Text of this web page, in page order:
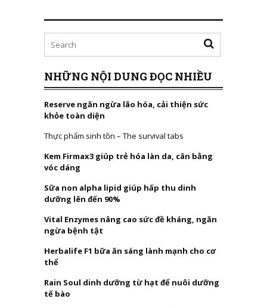
NHỮNG NỘI DUNG ĐỌC NHIỀU
Reserve ngăn ngừa lão hóa, cải thiện sức
khỏe toàn diện
Thực phẩm sinh tồn – The survival tabs
Kem Firmax3 giúp trẻ hóa làn da, cân bằng
vóc dáng
Sữa non alpha lipid giúp hấp thu dinh
dưỡng lên đến 90%
Vital Enzymes nâng cao sức đề kháng, ngăn
ngừa bệnh tật
Herbalife F1 bữa ăn sáng lành mạnh cho cơ
thể
Rain Soul dinh dưỡng từ hạt để nuôi dưỡng
tế bào